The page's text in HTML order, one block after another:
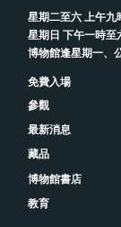
星期二至六 上午九
星期日 下午一時至
博物館逢星期一、
免費入場
參觀
最新消息
藏品
博物館書店
教育